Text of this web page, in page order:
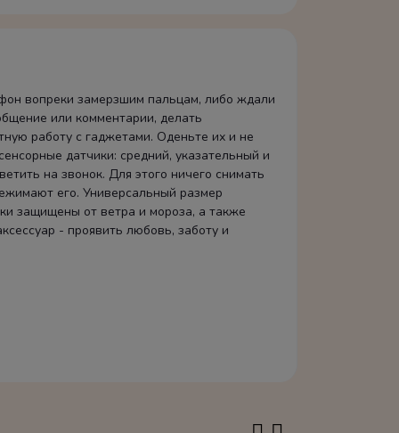
вопреки замерзшим пальцам, либо ждали
или комментарии, делать
работу с гаджетами. Оденьте их и не
датчики: средний, указательный и
на звонок. Для этого ничего снимать
его. Универсальный размер
защищены от ветра и мороза, а также
- проявить любовь, заботу и